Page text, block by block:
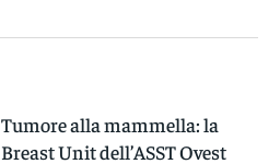
Tumore alla mammella: la
Breast Unit dell’ASST Ovest